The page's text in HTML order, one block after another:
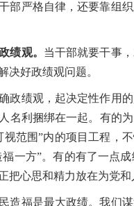
部严格自律，还要靠组
绩观。 当干部就要干事
决好政绩观问题。
政绩观，起决定性作用
名利捆绑在一起。有的
范围”内的项目工程，
福一方”。有的有了一点
把心思和精力放在为党
造福是最大政绩。我们